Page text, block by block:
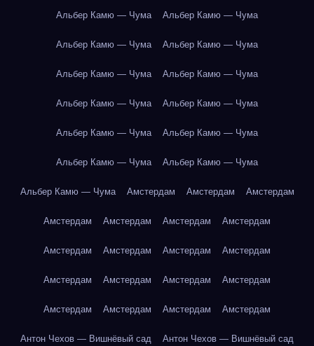
Альбер Камю — Чума Альбер Камю — Чума
Альбер Камю — Чума Альбер Камю — Чума
Альбер Камю — Чума Альбер Камю — Чума
Альбер Камю — Чума Альбер Камю — Чума
Альбер Камю — Чума Альбер Камю — Чума
Альбер Камю — Чума Альбер Камю — Чума
Альбер Камю — Чума Амстердам Амстердам Амстердам
Амстердам Амстердам Амстердам Амстердам
Амстердам Амстердам Амстердам Амстердам
Амстердам Амстердам Амстердам Амстердам
Амстердам Амстердам Амстердам Амстердам
Антон Чехов — Вишнёвый сад Антон Чехов — Вишнёвый сад